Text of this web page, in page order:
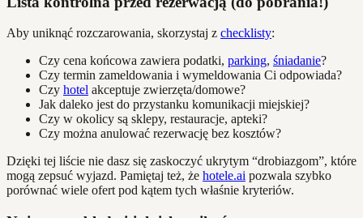
Aby uniknąć rozczarowania, skorzystaj z checklisty:
Czy cena końcowa zawiera podatki, parking, śniadanie?
Czy termin zameldowania i wymeldowania Ci odpowiada?
Czy hotel akceptuje zwierzęta/domowe?
Jak daleko jest do przystanku komunikacji miejskiej?
Czy w okolicy są sklepy, restauracje, apteki?
Czy można anulować rezerwację bez kosztów?
Dzięki tej liście nie dasz się zaskoczyć ukrytym “drobiazgom”, które
mogą zepsuć wyjazd. Pamiętaj też, że hotele.ai pozwala szybko
porównać wiele ofert pod kątem tych właśnie kryteriów.